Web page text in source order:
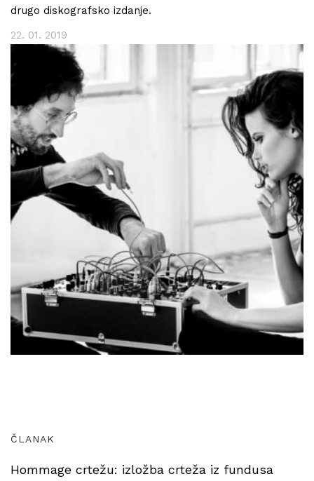
drugo diskografsko izdanje.
22. 01. 2019
ČLANAK
Hommage crtežu: izložba crteža iz fundusa